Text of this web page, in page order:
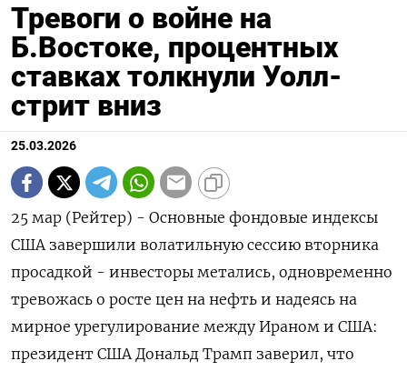
Тревоги о войне на
Б.Востоке, процентных
ставках толкнули Уолл-
стрит вниз
25.03.2026
25 мар (Рейтер) - Основные фондовые индексы
США завершили волатильную ‌сессию вторника
просадкой - инвесторы метались, одновременно
тревожась о ​росте ​цен ​на нефть ⁠и ‌надеясь на
мирное урегулирование ‌между Ираном и США:
президент США Дональд ​Трамп заверил, ‌что